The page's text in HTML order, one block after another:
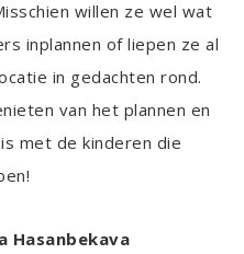
willen ze wel wat
inplannen of liepen ze al
in gedachten rond.
van het plannen en
met de kinderen die
Hasanbekava